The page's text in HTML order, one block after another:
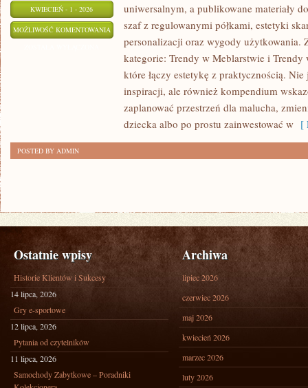
KWIECIEŃ - 1 - 2026
MOŻLIWOŚĆ KOMENTOWANIA POKÓJ
MALUCHA
uniwersalnym, a publikowane materiały
szaf z regulowanymi półkami, estetyki
personalizacji oraz wygody użytkowania.
kategorie: Trendy w Meblarstwie i Trendy
które łączy estetykę z praktycznością.
inspiracji, ale również kompendium
zaplanować przestrzeń dla malucha,
dziecka albo po prostu zainwestować w [
POSTED BY ADMIN
Ostatnie wpisy
Historie Klientów i Sukcesy
14 lipca, 2026
Gry e-sportowe
12 lipca, 2026
Pytania od czytelników
11 lipca, 2026
Samochody Zabytkowe – Poradniki
Archiwa
lipiec 2026
czerwiec 2026
maj 2026
kwiecień 2026
marzec 2026
luty 2026